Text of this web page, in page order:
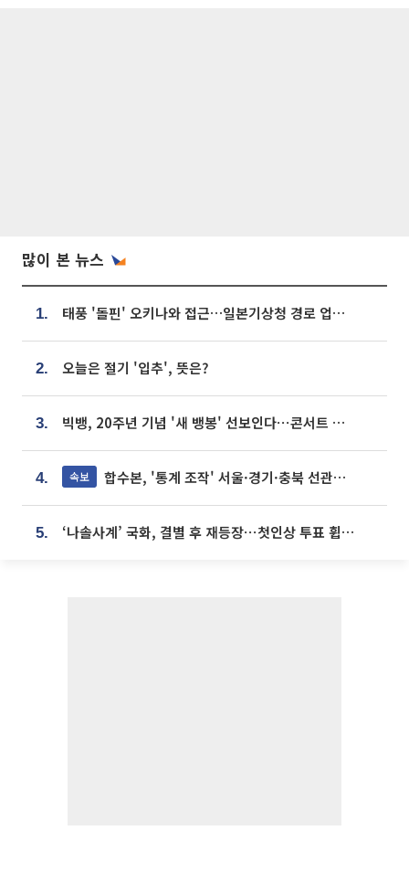
많이 본 뉴스
1. 태풍 '돌핀' 오키나와 접근…일본기상청 경로 업데이트
2. 오늘은 절기 '입추', 뜻은?
3. 빅뱅, 20주년 기념 '새 뱅봉' 선보인다⋯콘서트 앞두고 팝업 개최
4. 속보 합수본, '통계 조작' 서울·경기·충북 선관위 등 추가 압수수색
5. ‘나솔사계’ 국화, 결별 후 재등장⋯첫인상 투표 휩쓸고 ‘인기녀’ 등극